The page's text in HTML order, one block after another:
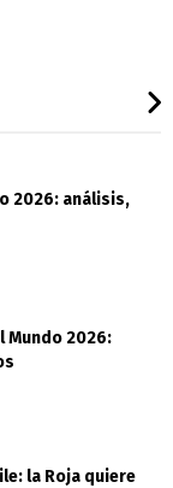
2026: análisis,
Mundo 2026:
la Roja quiere